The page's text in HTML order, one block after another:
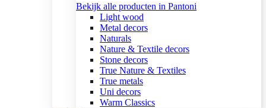
Bekijk alle producten in Pantoni
Light wood
Metal decors
Naturals
Nature & Textile decors
Stone decors
True Nature & Textiles
True metals
Uni decors
Warm Classics